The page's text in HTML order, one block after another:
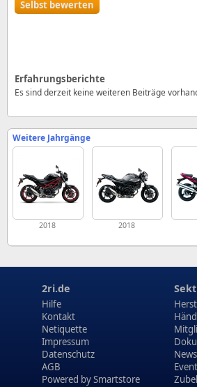
Selbst bewerten
Erfahrungsberichte
Es sind derzeit keine weiteren Beiträge
Weitere Jahrgänge
2018 2018
2ri.de
Hilfe
Kontakt
Netiquette
Impressum
Datenschutz
AGB
Powered bySmartstore
News